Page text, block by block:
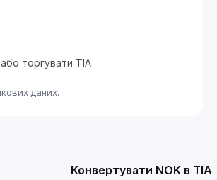
торгувати TIA
даних.
Конвертувати NOK в TIA